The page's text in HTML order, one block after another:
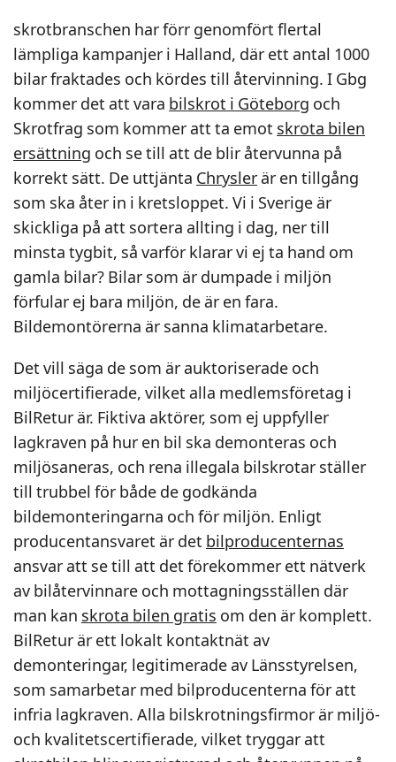
skrotbranschen har förr genomfört flertal
lämpliga kampanjer i Halland, där ett antal 1000
bilar fraktades och kördes till återvinning. I Gbg
kommer det att vara bilskrot i Göteborg och
Skrotfrag som kommer att ta emot skrota bilen
ersättning och se till att de blir återvunna på
korrekt sätt. De uttjänta Chryslerär en tillgång
som ska åter in i kretsloppet. Vi i Sverige är
skickliga på att sortera allting i dag, ner till
minsta tygbit, så varför klarar vi ej ta hand om
gamla bilar? Bilar som är dumpade i miljön
förfular ej bara miljön, de är en fara.
Bildemontörerna är sanna klimatarbetare.
Det vill säga de som är auktoriserade och
miljöcertifierade, vilket alla medlemsföretag i
BilRetur är. Fiktiva aktörer, som ej uppfyller
lagkraven på hur en bil ska demonteras och
miljösaneras, och rena illegala bilskrotar ställer
till trubbel för både de godkända
bildemonteringarna och för miljön. Enligt
producentansvaret är det bilproducenternas
ansvar att se till att det förekommer ett nätverk
av bilåtervinnare och mottagningsställen där
man kan skrota bilen gratis om den är komplett.
BilRetur är ett lokalt kontaktnät av
demonteringar, legitimerade av Länsstyrelsen,
som samarbetar med bilproducenterna för att
infria lagkraven. Alla bilskrotningsfirmor är miljö-
och kvalitetscertifierade, vilket tryggar att